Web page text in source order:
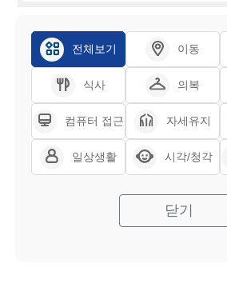
전체보기 이동
식사 의복
컴퓨터 접근 자세유지
일상생활 시각/청각
닫기